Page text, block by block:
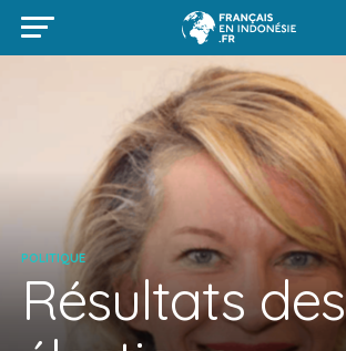
POLITIQUE
Résultats des